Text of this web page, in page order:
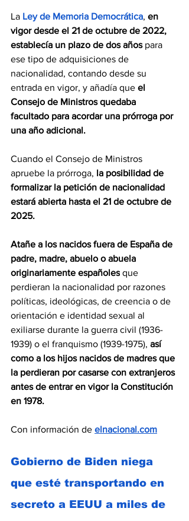
La Ley de Memoria Democrática, en
vigor desde el 21 de octubre de 2022,
establecía un plazo de dos años para
ese tipo de adquisiciones de
nacionalidad, contando desde su
entrada en vigor, y añadía que el
Consejo de Ministros quedaba
facultado para acordar una prórroga por
una año adicional.
Cuando el Consejo de Ministros
apruebe la prórroga, la posibilidad de
formalizar la petición de nacionalidad
estará abierta hasta el 21 de octubre de
2025.
Atañe a los nacidos fuera de España de
padre, madre, abuelo o abuela
originariamente españoles que
perdieran la nacionalidad por razones
políticas, ideológicas, de creencia o de
orientación e identidad sexual al
exiliarse durante la guerra civil (1936-
1939) o el franquismo (1939-1975), así
como a los hijos nacidos de madres que
la perdieran por casarse con extranjeros
antes de entrar en vigor la Constitución
en 1978.
Con información de elnacional.com
Gobierno de Biden niega
que esté transportando en
secreto a EEUU a miles de